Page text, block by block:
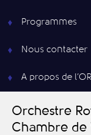
Programmes
Nous contacter
A propos de
Orchestre R
Chambre de